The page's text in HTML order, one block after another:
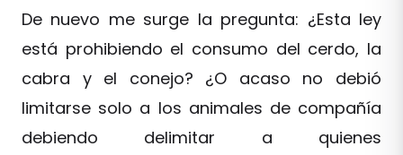
De nuevo me surge la pregunta: ¿Esta ley
está prohibiendo el consumo del cerdo, la
cabra y el conejo? ¿O acaso no debió
limitarse solo a los animales de compañía
debiendo delimitar a quienes